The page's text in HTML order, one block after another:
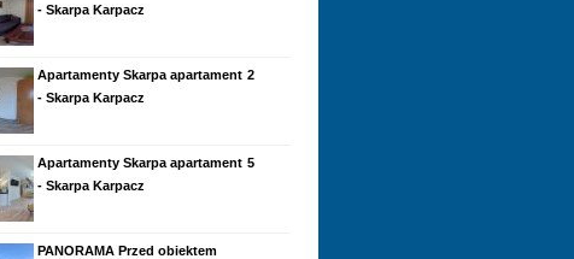
- Skarpa Karpacz
Apartamenty Skarpa apartament 2
- Skarpa Karpacz
Apartamenty Skarpa apartament 5
- Skarpa Karpacz
PANORAMA Przed obiektem